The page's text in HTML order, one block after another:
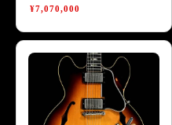
¥7,070,000
マイページ
ご利用方法